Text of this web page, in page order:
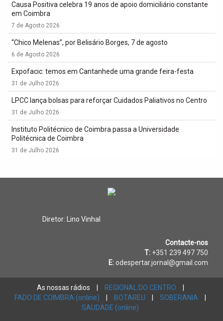
Causa Positiva celebra 19 anos de apoio domiciliário constante
em Coimbra
7 de Agosto 2026
“Chico Melenas”, por Belisário Borges, 7 de agosto
6 de Agosto 2026
Expofacic: temos em Cantanhede uma grande feira-festa
31 de Julho 2026
LPCC lança bolsas para reforçar Cuidados Paliativos no Centro
31 de Julho 2026
Instituto Politécnico de Coimbra passa a Universidade
Politécnica de Coimbra
31 de Julho 2026
Diretor: Lino Vinhal
Contacte-nos
T: +351 239 497 750
E: odespertar.jornal@gmail.com
As nossas rádios REGIONAL DO CENTRO
FADO DE COIMBRA (online)
BOTAREU SOBERANIA
SAUDADE (online)